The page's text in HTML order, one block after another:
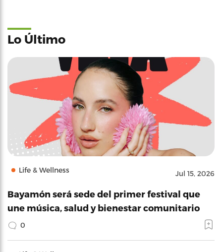
Lo Último
Life & Wellness Jul 15, 2026
Bayamón será sede del primer festival que
une música, salud y bienestar comunitario
0